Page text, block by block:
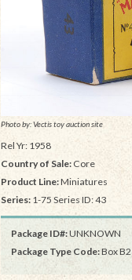
Photo by: Vectis toy auction site
Rel Yr: 1958
Country of Sale:Core
Product Line:Miniatures
Series: 1-75 Series ID: 43
Package ID#:UNKNOWN
Package Type Code:Box B2